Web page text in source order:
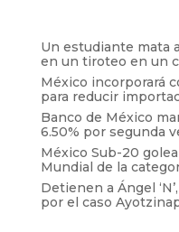
Un estudiante mata
en un tiroteo en un
México incorporará
para reducir
Banco de México
6.50% por segunda
México Sub-20
Mundial de la
Detienen a Ángel
por el caso